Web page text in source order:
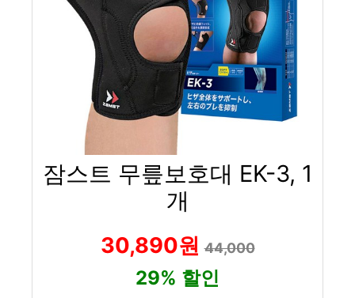
잠스트 무릎보호대 EK-3, 1
개
30,890원44,000
29% 할인